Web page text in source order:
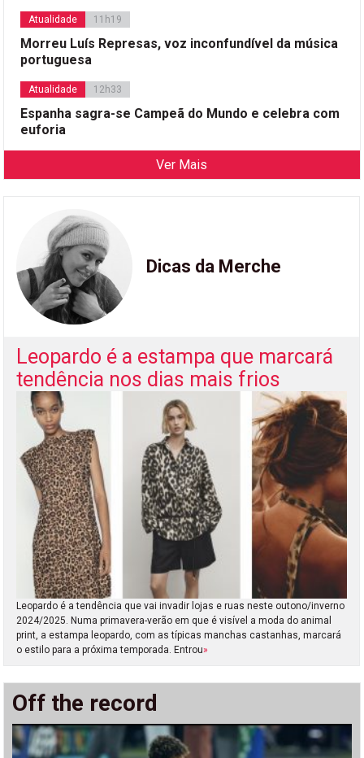
Atualidade 11h19
Morreu Luís Represas, voz inconfundível da música
portuguesa
Atualidade 12h33
Espanha sagra-se Campeã do Mundo e celebra com
euforia
Ver Mais
Dicas da Merche
Leopardo é a estampa que marcará
tendência nos dias mais frios
Leopardo é a tendência que vai invadir lojas e ruas neste outono/inverno
2024/2025. Numa primavera-verão em que é visível a moda do animal
print, a estampa leopardo, com as típicas manchas castanhas, marcará
o estilo para a próxima temporada. Entrou»
Off the record